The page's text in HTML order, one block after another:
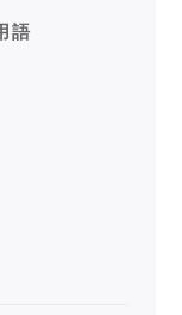
語